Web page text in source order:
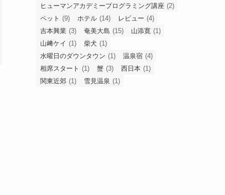
ヒューマンアカデミープログラミング講座 (2)
ペット (9) ホテル (14) レビュー (4)
吉本興業 (3) 奄美大島 (15) 山添寛 (1)
山﨑ケイ (1) 柴犬 (1)
水曜日のダウンタウン (1) 温泉宿 (4)
相席スタート (1) 蟹 (3) 西日本 (1)
関東近郊 (1) 雪見温泉 (1)